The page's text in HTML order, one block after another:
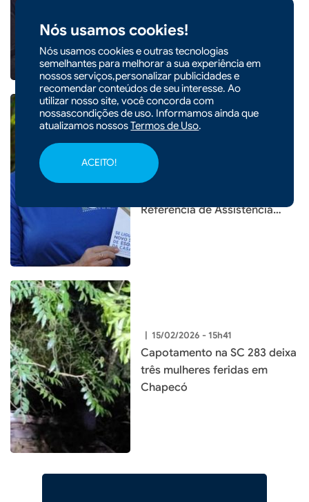
Nós usamos cookies!
Nós usamos cookies e outras tecnologias
semelhantes para melhorar a sua experiência em
nossos serviços,personalizar publicidades e
recomendar conteúdos de seu interesse. Ao
utilizar nosso site, você concorda com
nossascondições de uso. Informamos ainda que
atualizamos nossosTermos de Uso.
ACEITO!
Chapecó: Casan leva
informações a famílias
Referência de Assistência
| 15/02/2026 - 15h41
Capotamento na SC 283 deixa
três mulheres feridas em
Chapecó